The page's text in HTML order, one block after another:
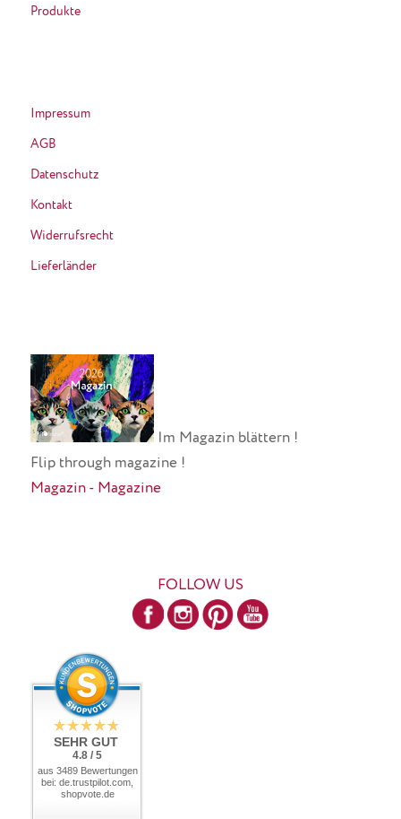
Produkte
Impressum
AGB
Datenschutz
Kontakt
Widerrufsrecht
Lieferländer
Im Magazin blättern !
Flip through magazine !
Magazin - Magazine
FOLLOW US
SEHR GUT
4.8 / 5
aus 3489 Bewertungen
bei: de.trustpilot.com,
shopvote.de